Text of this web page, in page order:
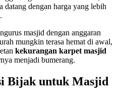
datang dengan harga yang lebih
masjid dengan anggaran
mungkin terasa hemat di awal,
kekurangan karpet masjid
menjadi bumerang.
Bijak untuk Masjid